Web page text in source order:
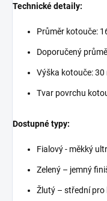
Technické detaily:
Průměr kotouče:
Doporučený
Výška kotouče: 30
Tvar povrchu
Dostupné typy:
Fialový - měkký
Zelený – jemný
Žlutý – střední pro